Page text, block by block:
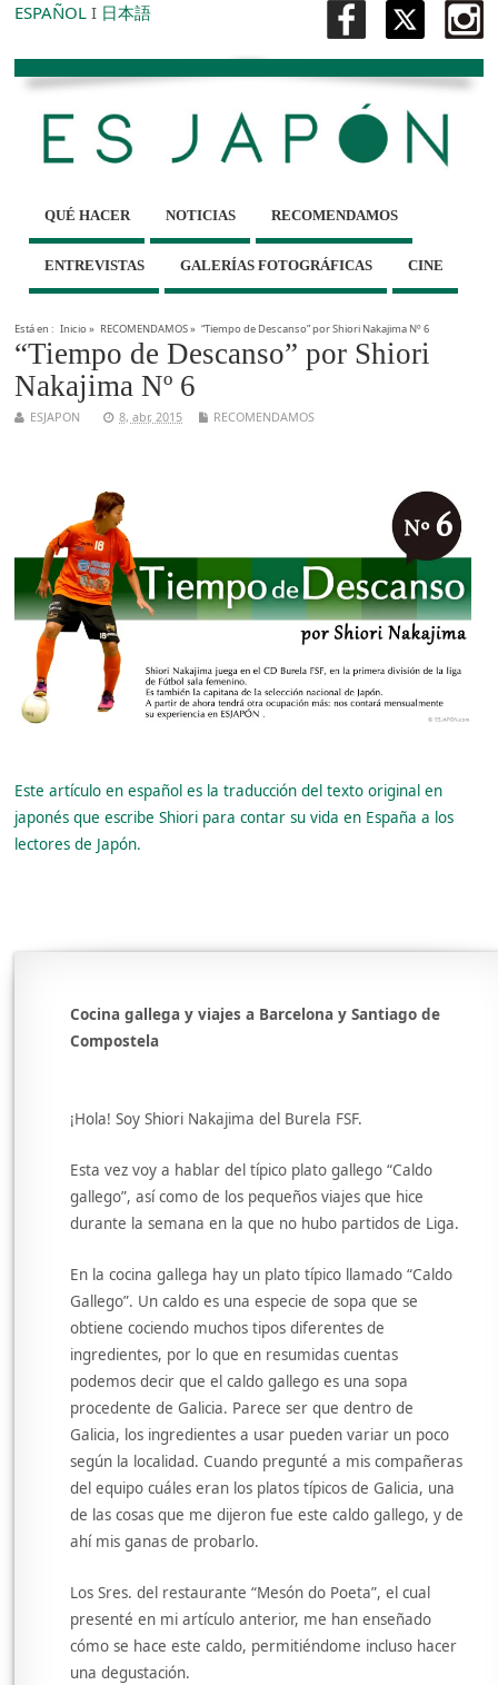
ESPAÑOL I 日本語
QUÉ HACER NOTICIAS RECOMENDAMOS
ENTREVISTAS GALERÍAS FOTOGRÁFICAS CINE
Está en : Inicio» RECOMENDAMOS» “Tiempo de Descanso” por Shiori Nakajima Nº 6
“Tiempo de Descanso” por Shiori
Nakajima Nº 6
ESJAPON 8, abr, 2015 RECOMENDAMOS
Este artículo en español es la traducción del texto original en
japonés que escribe Shiori para contar su vida en España a los
lectores de Japón.
Cocina gallega y viajes a Barcelona y Santiago de
Compostela
¡Hola! Soy Shiori Nakajima del Burela FSF.
Esta vez voy a hablar del típico plato gallego “Caldo
gallego”, así como de los pequeños viajes que hice
durante la semana en la que no hubo partidos de Liga.
En la cocina gallega hay un plato típico llamado “Caldo
Gallego”. Un caldo es una especie de sopa que se
obtiene cociendo muchos tipos diferentes de
ingredientes, por lo que en resumidas cuentas
podemos decir que el caldo gallego es una sopa
procedente de Galicia. Parece ser que dentro de
Galicia, los ingredientes a usar pueden variar un poco
según la localidad. Cuando pregunté a mis compañeras
del equipo cuáles eran los platos típicos de Galicia, una
de las cosas que me dijeron fue este caldo gallego, y de
ahí mis ganas de probarlo.
Los Sres. del restaurante “Mesón do Poeta”, el cual
presenté en mi artículo anterior, me han enseñado
cómo se hace este caldo, permitiéndome incluso hacer
una degustación.